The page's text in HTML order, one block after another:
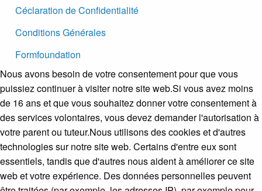
Céclaration de Confidentialité
Conditions Générales
Formfoundation
Nous avons besoin de votre consentement pour que vous
puissiez continuer à visiter notre site web.Si vous avez moins
de 16 ans et que vous souhaitez donner votre consentement à
des services volontaires, vous devez demander l'autorisation à
votre parent ou tuteur.Nous utilisons des cookies et d'autres
technologies sur notre site web. Certains d'entre eux sont
essentiels, tandis que d'autres nous aident à améliorer ce site
web et votre expérience. Des données personnelles peuvent